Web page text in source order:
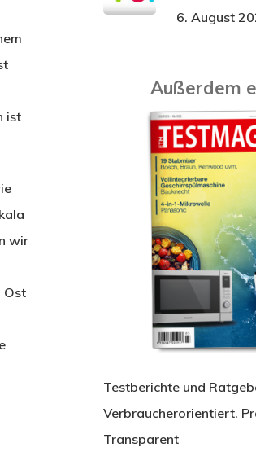
ist
wir
Ost
6. August
Außerdem
Testberichte und
Verbraucherorientiert.
Transparent